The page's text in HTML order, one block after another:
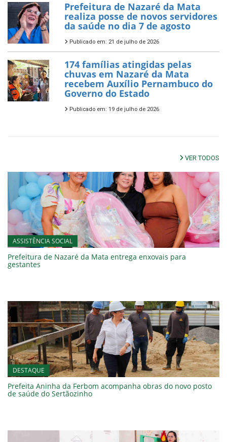
Prefeitura de Nazaré da Mata
realiza posse de novos servidores
da saúde no dia 7 de agosto
Publicado em: 21 de julho de 2026
174 famílias atingidas pelas
chuvas em Nazaré da Mata
recebem Auxílio Pernambuco do
Governo do Estado
Publicado em: 19 de julho de 2026
VER TODOS
ASSISTÊNCIA SOCIAL
Prefeitura de Nazaré da Mata entrega enxovais para
gestantes
DESTAQUE
Prefeita Aninha da Ferbom acompanha obras do novo posto
de saúde do Sertãozinho